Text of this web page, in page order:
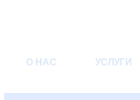
О НАС УСЛУГИ